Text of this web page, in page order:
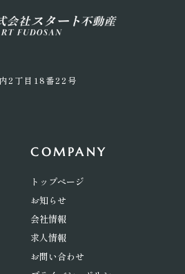
2丁目18番22号
COMPANY
トップページ
お知らせ
会社情報
求人情報
お問い合わせ